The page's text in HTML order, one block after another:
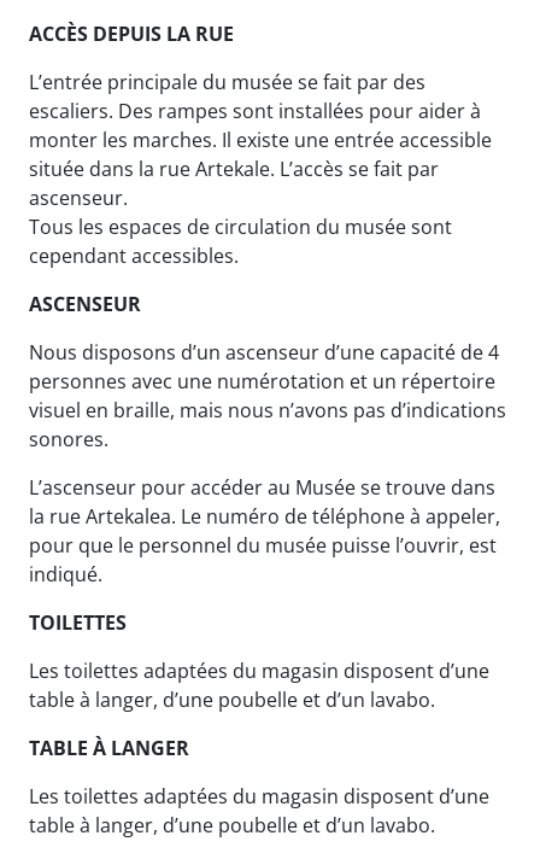
ACCÈS DEPUIS LA RUE
L’entrée principale du musée se fait par des
escaliers. Des rampes sont installées pour aider à
monter les marches. Il existe une entrée accessible
située dans la rue Artekale. L’accès se fait par
ascenseur.
Tous les espaces de circulation du musée sont
cependant accessibles.
ASCENSEUR
Nous disposons d’un ascenseur d’une capacité de 4
personnes avec une numérotation et un répertoire
visuel en braille, mais nous n’avons pas d’indications
sonores.
L’ascenseur pour accéder au Musée se trouve dans
la rue Artekalea. Le numéro de téléphone à appeler,
pour que le personnel du musée puisse l’ouvrir, est
indiqué.
TOILETTES
Les toilettes adaptées du magasin disposent d’une
table à langer, d’une poubelle et d’un lavabo.
TABLE À LANGER
Les toilettes adaptées du magasin disposent d’une
table à langer, d’une poubelle et d’un lavabo.